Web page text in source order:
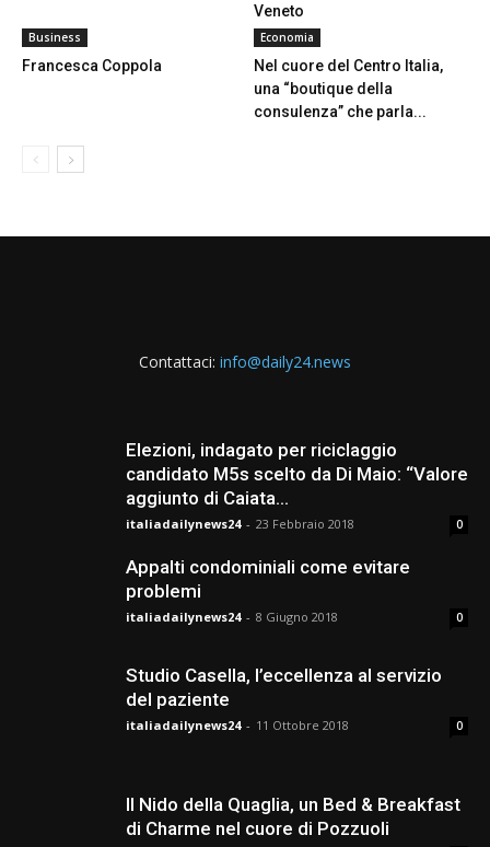
Veneto
Business
Francesca Coppola
Economia
Nel cuore del Centro Italia,
una “boutique della
consulenza” che parla...
Contattaci: info@daily24.news
Elezioni, indagato per riciclaggio
candidato M5s scelto da Di Maio: “Valore
aggiunto di Caiata...
italiadailynews24 - 23 Febbraio 2018 0
Appalti condominiali come evitare
problemi
italiadailynews24 - 8 Giugno 2018 0
Studio Casella, l’eccellenza al servizio
del paziente
italiadailynews24 - 11 Ottobre 2018 0
Il Nido della Quaglia, un Bed & Breakfast
di Charme nel cuore di Pozzuoli